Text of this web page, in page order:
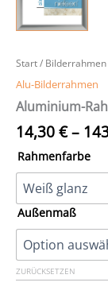
Start/ Bilderrahmen
Alu-Bilderrahmen
Aluminium-
14,30€–
Rahmenfarbe
Außenmaß
ZURÜCKSETZEN